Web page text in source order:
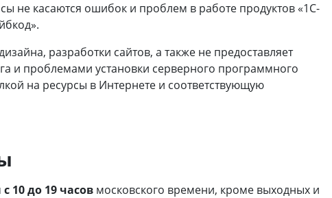
не касаются ошибок и проблем в работе продуктов «1С-
разработки сайтов, а также не предоставляет
и проблемами установки серверного программного
на ресурсы в Интернете и соответствующую
с 10 до 19 часов московского времени, кроме выходных и